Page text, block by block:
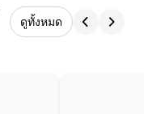
ดูทั้งหมด